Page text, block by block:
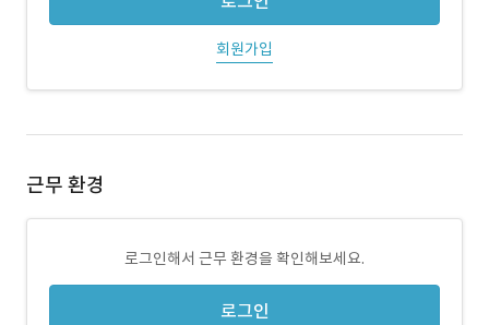
회원가입
근무 환경
로그인해서 근무 환경을 확인해보세요.
로그인